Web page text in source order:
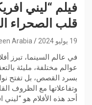
فيلم “ليني
قلب الصحراء
19 يوليو 2024 Arabia
في عالم السينما، تبرز
عوالم مختلفة، مليئة
بسرد القصص، بل تفتح
وتفاعلاتها مع الظروف
أحد هذه الأفلام هو